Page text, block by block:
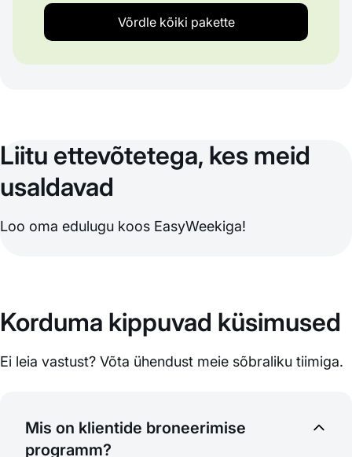
Võrdle kõiki pakette
Liitu ettevõtetega, kes meid
usaldavad
Loo oma edulugu koos EasyWeekiga!
Korduma kippuvad küsimused
Ei leia vastust? Võta ühendust meie sõbraliku tiimiga.
Mis on klientide broneerimise
programm?